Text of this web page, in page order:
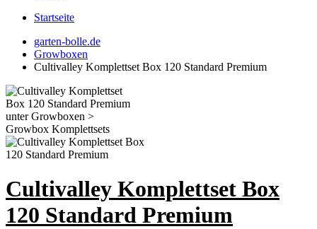
Startseite
garten-bolle.de
Growboxen
Cultivalley Komplettset Box 120 Standard Premium
Cultivalley Komplettset Box
120 Standard Premium